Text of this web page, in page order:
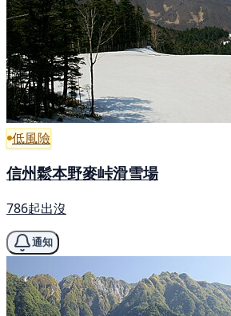
低風險
信州鬆本野麥峠滑雪場
786起出沒
通知